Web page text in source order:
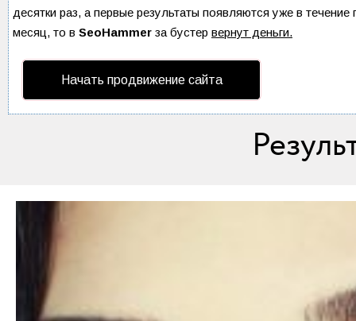
Уход за лицом
Мода и стиль
Садоводство и Цветоводство
десятки раз, а первые результаты появляются уже в
месяц, то в SeoHammer за бустер вернут деньги.
Начать продвижение сайта